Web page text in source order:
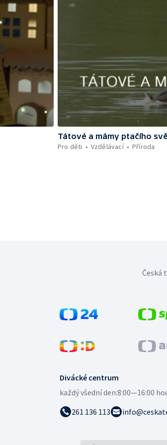
Tátové a mámy ptačího
Pro děti
Vzdělávací Příroda
Divácké centrum
každý všední den:8:00—16:00
261 136 113
Česká